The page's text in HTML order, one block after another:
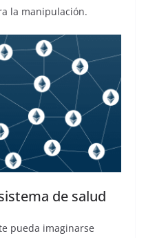
la manipulación.
de salud
pueda imaginarse